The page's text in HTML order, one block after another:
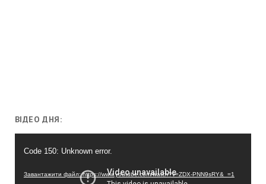
ВІДЕО ДНЯ:
Code 150: Unknown error.
Завантажити файл: https://www.youtube.com/watch?v=ZDX-PNN9sRY&_=1